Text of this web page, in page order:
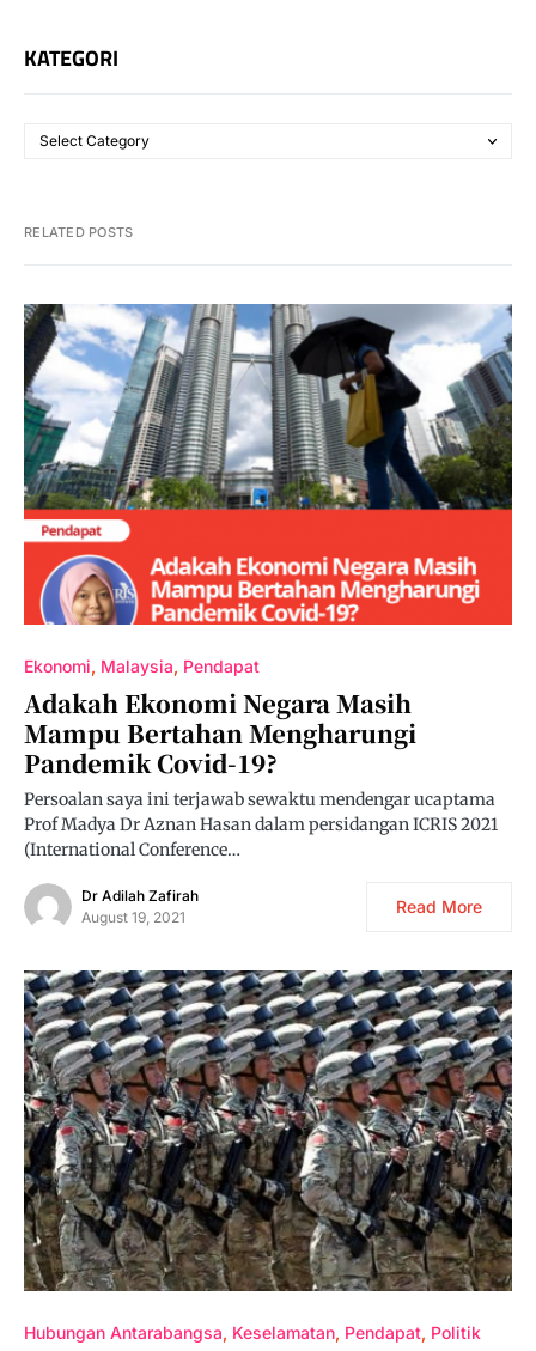
KATEGORI
RELATED POSTS
Ekonomi Malaysia Pendapat
Adakah Ekonomi Negara Masih
Mampu Bertahan Mengharungi
Pandemik Covid-19?
Persoalan saya ini terjawab sewaktu mendengar ucaptama
Prof Madya Dr Aznan Hasan dalam persidangan ICRIS 2021
(International Conference…
Dr Adilah Zafirah
August 19, 2021
Read More
Hubungan Antarabangsa Keselamatan Pendapat Politik